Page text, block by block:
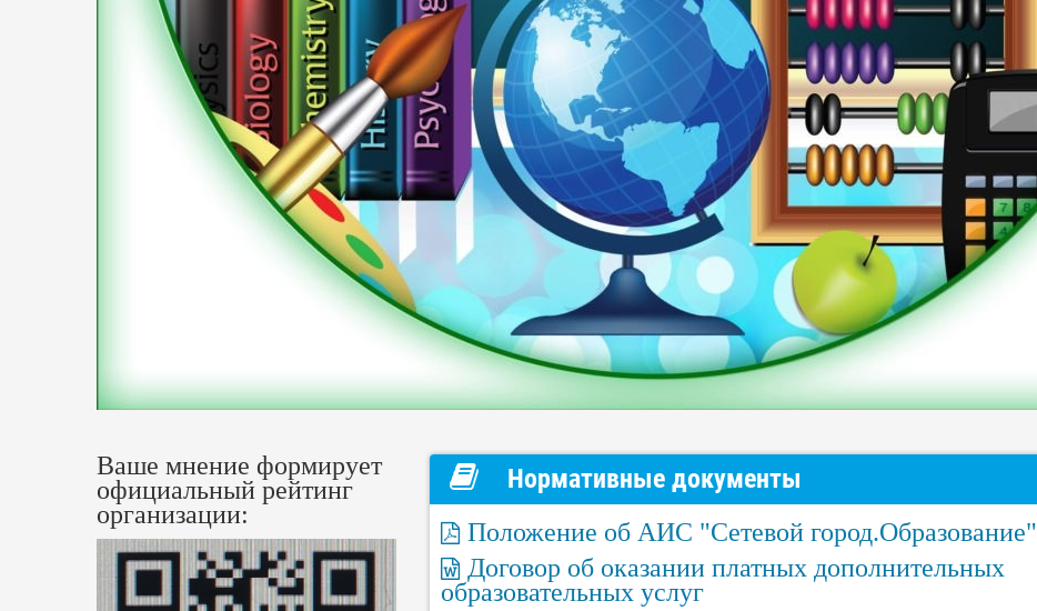
Ваше мнение формирует
официальный рейтинг
организации:
Нормативные документы
Положение об АИС "Сетевой город.Образование"
Договор об оказании платных дополнительных
образовательных услуг